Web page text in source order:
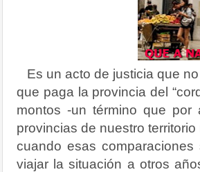
Es un acto de justicia que
que paga la provincia del
montos -un término que
provincias de nuestro
cuando esas
viajar la situación a otros